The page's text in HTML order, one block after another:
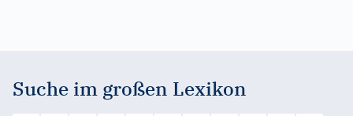
Suche im großen Lexikon